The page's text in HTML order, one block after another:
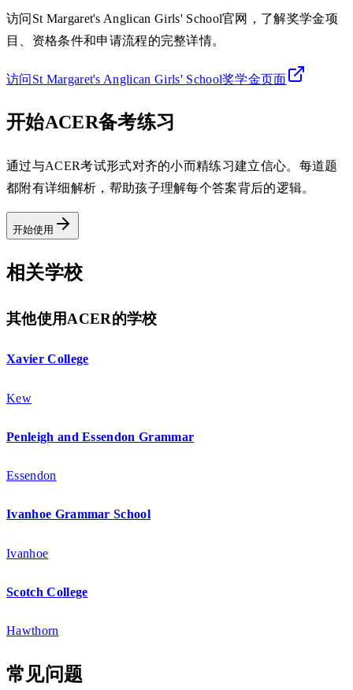
访问St Margaret's Anglican Girls' School官网，了解奖学金项
目、资格条件和申请流程的完整详情。
访问St Margaret's Anglican Girls' School奖学金页面
开始ACER备考练习
通过与ACER考试形式对齐的小而精练习建立信心。每道题
都附有详细解析，帮助孩子理解每个答案背后的逻辑。
开始使用
相关学校
其他使用ACER的学校
Xavier College
Kew
Penleigh and Essendon Grammar
Essendon
Ivanhoe Grammar School
Ivanhoe
Scotch College
Hawthorn
常见问题